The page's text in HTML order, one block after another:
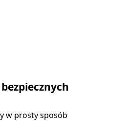
w prosty sposób